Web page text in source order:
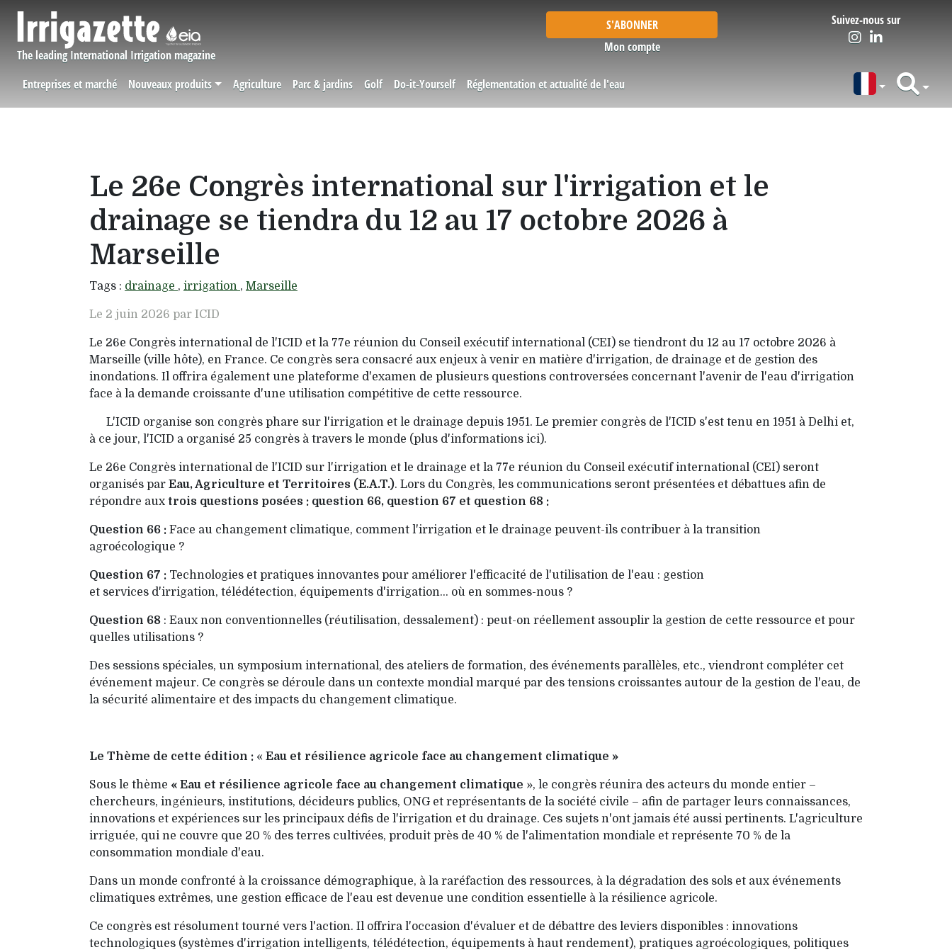
The leading International Irrigation magazine
S'ABONNER
Mon compte
Suivez-nous sur
Navigation principale
Entreprises et marché Nouveaux produits Agriculture Parc & jardins Golf Do-it-Yourself Réglementation et actualité de l'eau
Le 26e Congrès international sur l'irrigation et le
drainage se tiendra du 12 au 17 octobre 2026 à
Marseille
Tags : drainage , irrigation , Marseille
Le 2 juin 2026 par ICID
Le 26e Congrès international de l'ICID et la 77e réunion du Conseil exécutif international (CEI) se tiendront du 12 au 17 octobre 2026 à
Marseille (ville hôte), en France. Ce congrès sera consacré aux enjeux à venir en matière d'irrigation, de drainage et de gestion des
inondations. Il offrira également une plateforme d'examen de plusieurs questions controversées concernant l'avenir de l'eau d'irrigation
face à la demande croissante d'une utilisation compétitive de cette ressource.
L'ICID organise son congrès phare sur l'irrigation et le drainage depuis 1951. Le premier congrès de l'ICID s'est tenu en 1951 à Delhi et,
à ce jour, l'ICID a organisé 25 congrès à travers le monde (plus d'informations ici).
Le 26e Congrès international de l'ICID sur l'irrigation et le drainage et la 77e réunion du Conseil exécutif international (CEI) seront
organisés par Eau, Agriculture et Territoires (E.A.T.). Lors du Congrès, les communications seront présentées et débattues afin de
répondre aux trois questions posées : question 66, question 67 et question 68 :
Question 66 : Face au changement climatique, comment l'irrigation et le drainage peuvent-ils contribuer à la transition
agroécologique ?
Question 67 : Technologies et pratiques innovantes pour améliorer l'efficacité de l'utilisation de l'eau : gestion
et services d'irrigation, télédétection, équipements d'irrigation… où en sommes-nous ?
Question 68 : Eaux non conventionnelles (réutilisation, dessalement) : peut-on réellement assouplir la gestion de cette ressource et pour
quelles utilisations ?
Des sessions spéciales, un symposium international, des ateliers de formation, des événements parallèles, etc., viendront compléter cet
événement majeur. Ce congrès se déroule dans un contexte mondial marqué par des tensions croissantes autour de la gestion de l'eau, de
la sécurité alimentaire et des impacts du changement climatique.
Le Thème de cette édition : « Eau et résilience agricole face au changement climatique »
Sous le thème « Eau et résilience agricole face au changement climatique », le congrès réunira des acteurs du monde entier –
chercheurs, ingénieurs, institutions, décideurs publics, ONG et représentants de la société civile – afin de partager leurs connaissances,
innovations et expériences sur les principaux défis de l'irrigation et du drainage. Ces sujets n'ont jamais été aussi pertinents. L'agriculture
irriguée, qui ne couvre que 20 % des terres cultivées, produit près de 40 % de l'alimentation mondiale et représente 70 % de la
consommation mondiale d'eau.
Dans un monde confronté à la croissance démographique, à la raréfaction des ressources, à la dégradation des sols et aux événements
climatiques extrêmes, une gestion efficace de l'eau est devenue une condition essentielle à la résilience agricole.
Ce congrès est résolument tourné vers l'action. Il offrira l'occasion d'évaluer et de débattre des leviers disponibles : innovations
technologiques (systèmes d'irrigation intelligents, télédétection, équipements à haut rendement), pratiques agroécologiques, politiques